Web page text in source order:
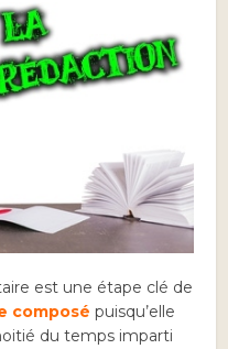
est une étape clé de
composé puisqu’elle
du temps imparti